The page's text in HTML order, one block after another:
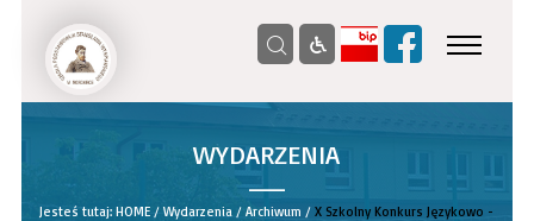
WYDARZENIA
__
Jesteś tutaj:HOME /Wydarzenia /Archiwum /X Szkolny Konkurs Językowo -